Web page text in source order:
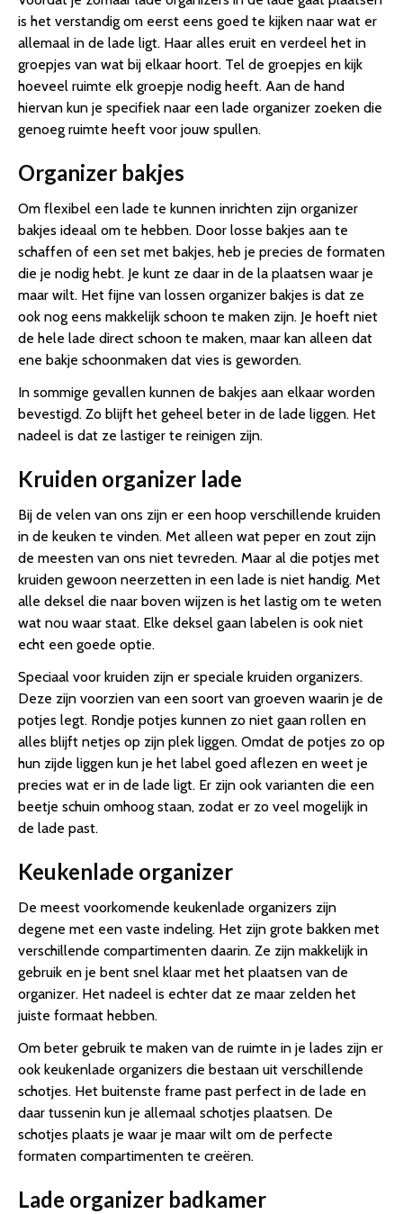
is het verstandig om eerst eens goed te kijken naar wat er
allemaal in de lade ligt. Haar alles eruit en verdeel het in
groepjes van wat bij elkaar hoort. Tel de groepjes en kijk
hoeveel ruimte elk groepje nodig heeft. Aan de hand
hiervan kun je specifiek naar een lade organizer zoeken die
genoeg ruimte heeft voor jouw spullen.
Organizer bakjes
Om flexibel een lade te kunnen inrichten zijn organizer
bakjes ideaal om te hebben. Door losse bakjes aan te
schaffen of een set met bakjes, heb je precies de formaten
die je nodig hebt. Je kunt ze daar in de la plaatsen waar je
maar wilt. Het fijne van lossen organizer bakjes is dat ze
ook nog eens makkelijk schoon te maken zijn. Je hoeft niet
de hele lade direct schoon te maken, maar kan alleen dat
ene bakje schoonmaken dat vies is geworden.
In sommige gevallen kunnen de bakjes aan elkaar worden
bevestigd. Zo blijft het geheel beter in de lade liggen. Het
nadeel is dat ze lastiger te reinigen zijn.
Kruiden organizer lade
Bij de velen van ons zijn er een hoop verschillende kruiden
in de keuken te vinden. Met alleen wat peper en zout zijn
de meesten van ons niet tevreden. Maar al die potjes met
kruiden gewoon neerzetten in een lade is niet handig. Met
alle deksel die naar boven wijzen is het lastig om te weten
wat nou waar staat. Elke deksel gaan labelen is ook niet
echt een goede optie.
Speciaal voor kruiden zijn er speciale kruiden organizers.
Deze zijn voorzien van een soort van groeven waarin je de
potjes legt. Rondje potjes kunnen zo niet gaan rollen en
alles blijft netjes op zijn plek liggen. Omdat de potjes zo op
hun zijde liggen kun je het label goed aflezen en weet je
precies wat er in de lade ligt. Er zijn ook varianten die een
beetje schuin omhoog staan, zodat er zo veel mogelijk in
de lade past.
Keukenlade organizer
De meest voorkomende keukenlade organizers zijn
degene met een vaste indeling. Het zijn grote bakken met
verschillende compartimenten daarin. Ze zijn makkelijk in
gebruik en je bent snel klaar met het plaatsen van de
organizer. Het nadeel is echter dat ze maar zelden het
juiste formaat hebben.
Om beter gebruik te maken van de ruimte in je lades zijn er
ook keukenlade organizers die bestaan uit verschillende
schotjes. Het buitenste frame past perfect in de lade en
daar tussenin kun je allemaal schotjes plaatsen. De
schotjes plaats je waar je maar wilt om de perfecte
formaten compartimenten te creëren.
Lade organizer badkamer